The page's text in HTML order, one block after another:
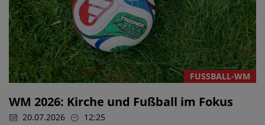
FUSSBALL-WM
WM 2026: Kirche und Fußball im Fokus
20.07.2026 12:25